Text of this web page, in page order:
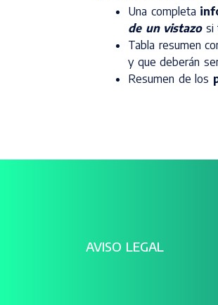
Una completa
de un vistazosi
Tabla resumen
y que deberán
Resumen de los
AVISO LEGAL